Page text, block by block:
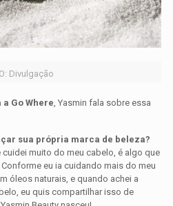
Divulgação
Go Where, Yasmin fala sobre essa
sua própria marca de beleza?
muito do meu cabelo, é algo que
eu ia cuidando mais do meu
óleos naturais, e quando achei a
eu quis compartilhar isso de